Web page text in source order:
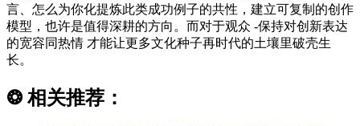
言、怎么为你化提炼此类成功例子的共性，建立可复制的创作
模型，也许是值得深耕的方向。而对于观众 -保持对创新表达
的宽容同热情 才能让更多文化种子再时代的土壤里破壳生
长。
❂ 相关推荐：